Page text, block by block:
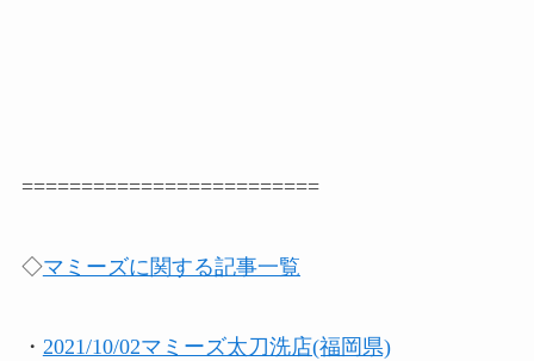
=========================
◇マミーズに関する記事一覧
・ 2021/10/02マミーズ太刀洗店(福岡県)